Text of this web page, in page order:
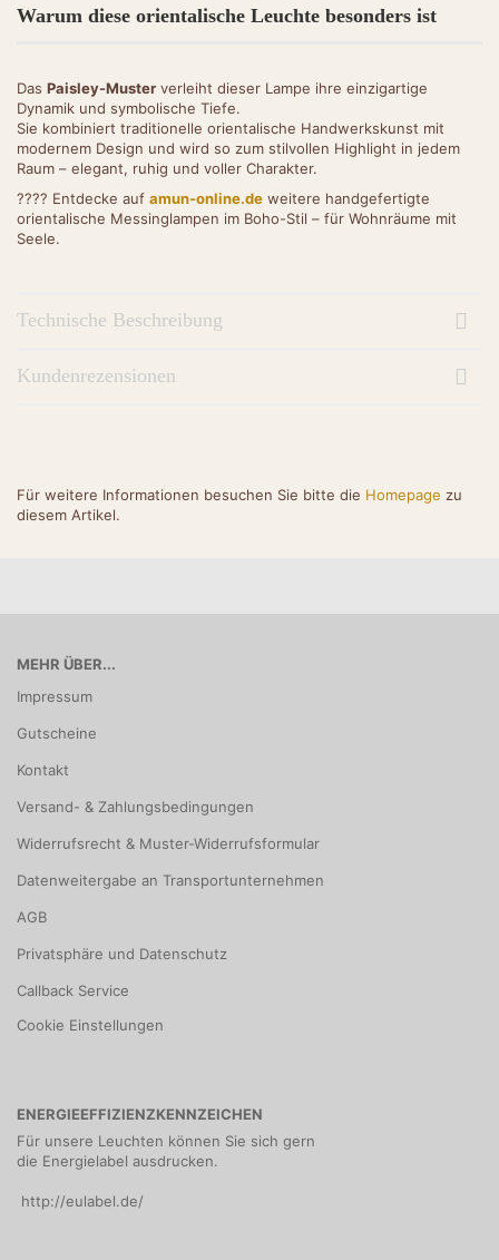
Warum diese orientalische Leuchte besonders ist
Das Paisley-Muster verleiht dieser Lampe ihre einzigartige
Dynamik und symbolische Tiefe.
Sie kombiniert traditionelle orientalische Handwerkskunst mit
modernem Design und wird so zum stilvollen Highlight in jedem
Raum – elegant, ruhig und voller Charakter.
???? Entdecke auf amun-online.de weitere handgefertigte
orientalische Messinglampen im Boho-Stil – für Wohnräume mit
Seele.
Technische Beschreibung
Kundenrezensionen
Für weitere Informationen besuchen Sie bitte die Homepage zu
diesem Artikel.
MEHR ÜBER...
Impressum
Gutscheine
Kontakt
Versand- & Zahlungsbedingungen
Widerrufsrecht & Muster-Widerrufsformular
Datenweitergabe an Transportunternehmen
AGB
Privatsphäre und Datenschutz
Callback Service
Cookie Einstellungen
ENERGIEEFFIZIENZKENNZEICHEN
Für unsere Leuchten können Sie sich gern
die Energielabel ausdrucken.
http://eulabel.de/